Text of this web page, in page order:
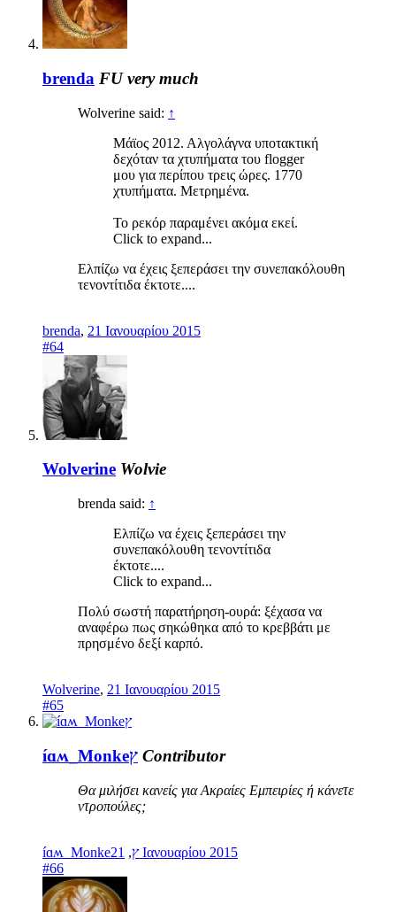
brenda FU very much
Wolverine said: ↑
Μάϊος 2012. Αλγολάγνα υποτακτική
δεχόταν τα χτυπήματα του flogger
μου για περίπου τρεις ώρες. 1770
χτυπήματα. Μετρημένα.
Το ρεκόρ παραμένει ακόμα εκεί.
Click to expand...
Ελπίζω να έχεις ξεπεράσει την συνεπακόλουθη
τενοντίτιδα έκτοτε....
brenda, 21 Ιανουαρίου 2015
#64
Wolverine Wolvie
brenda said: ↑
Ελπίζω να έχεις ξεπεράσει την
συνεπακόλουθη τενοντίτιδα
έκτοτε....
Click to expand...
Πολύ σωστή παρατήρηση-ουρά: ξέχασα να
αναφέρω πως σηκώθηκα από το κρεββάτι με
πρησμένο δεξί καρπό.
Wolverine, 21 Ιανουαρίου 2015
#65
íɑʍ_Monkeץ Contributor
Θα μιλήσει κανείς για Aκραίες Eμπειρίες ή κάνετε
ντροπούλες;
íɑʍ_Monkeץ, 21 Ιανουαρίου 2015
#66